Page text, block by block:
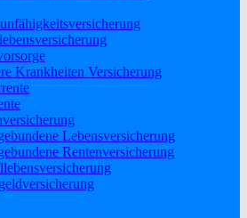
Krankheiten Versicherung
Lebensversicherung
Rentenversicherung